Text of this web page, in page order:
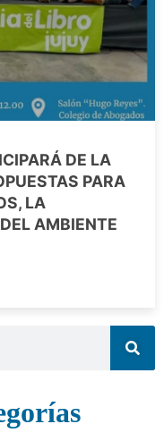
DE LA
PARA
LA
AMBIENTE